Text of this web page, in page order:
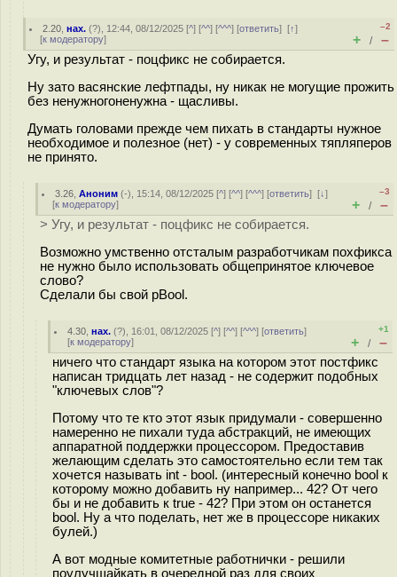
2.20 ,нах. (?), 12:44, 08/12/2025 [^] [^^] [^^^] [ответить][↑]
[к модератору]
–2
+ / –
Угу, и результат - поцфикс не собирается.
Ну зато васянские лефтпады, ну никак не могущие прожить
без ненужногоненужна - щасливы.
Думать головами прежде чем пихать в стандарты нужное
необходимое и полезное (нет) - у современных тяпляперов
не принято.
3.26 ,Аноним (-), 15:14, 08/12/2025 [^] [^^] [^^^] [ответить][↓]
[к модератору]
–3
+ / –
> Угу, и результат - поцфикс не собирается.
Возможно умственно отсталым разработчикам похфикса
не нужно было использовать общепринятое ключевое
слово?
Сделали бы свой pBool.
4.30 ,нах. (?), 16:01, 08/12/2025 [^] [^^] [^^^] [ответить]
[к модератору]
+1
+ / –
ничего что стандарт языка на котором этот постфикс
написан тридцать лет назад - не содержит подобных
"ключевых слов"?
Потому что те кто этот язык придумали - совершенно
намеренно не пихали туда абстракций, не имеющих
аппаратной поддержки процессором. Предоставив
желающим сделать это самостоятельно если тем так
хочется называть int - bool. (интересный конечно bool к
которому можно добавить ну например... 42? От чего
бы и не добавить к true - 42? При этом он останется
bool. Ну а что поделать, нет же в процессоре никаких
булей.)
А вот модные комитетные работнички - решили
поулучшайкать в очередной раз для своих